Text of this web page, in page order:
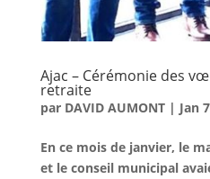
Ajac – Cérémonie des
retraite
par DAVID AUMONT| Jan
En ce mois de janvier, le
et le conseil municipal